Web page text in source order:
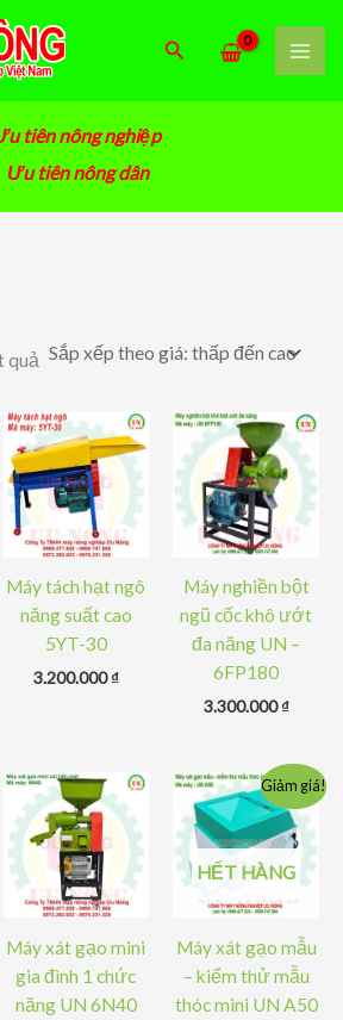
Tìm
tiên nông nghiệp
Ưu tiên nông dân
quả Đã
theo
giá:
thấp
đến
cao
Máy tách hạt ngô
năng suất cao
5YT-30
3.200.000₫
Máy nghiền bột
ngũ cốc khô ướt
đa năng UN –
6FP180
3.300.000₫
Máy xát gạo mini
gia đình 1 chức
năng UN 6N40
Giảm giá!
HẾT HÀNG
Máy xát gạo mẫu
– kiểm thử mẫu
thóc mini UN A50